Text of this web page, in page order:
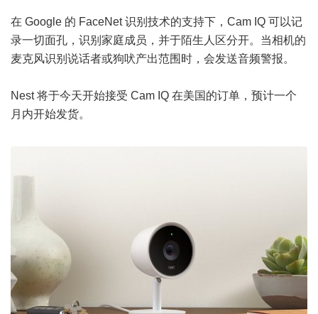
在 Google 的 FaceNet 识别技术的支持下，Cam IQ 可以记
录一切面孔，识别家庭成员，并于陌生人区分开。当相机的
麦克风识别说话者或狗吠产出范围时，会发送音频警报。
Nest 将于今天开始接受 Cam IQ 在美国的订单，预计一个
月内开始发货。